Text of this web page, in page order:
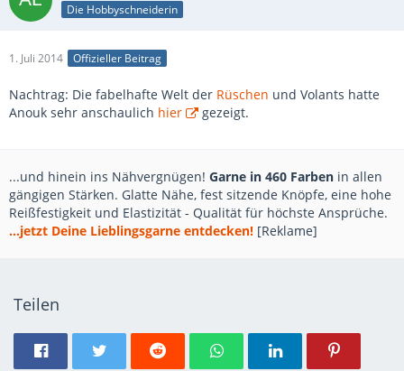
Die Hobbyschneiderin
1. Juli 2014 Offizieller Beitrag
Nachtrag: Die fabelhafte Welt der Rüschen und Volants hatte
Anouk sehr anschaulich hier gezeigt.
...und hinein ins Nähvergnügen! Garne in 460 Farben in allen
gängigen Stärken. Glatte Nähe, fest sitzende Knöpfe, eine hohe
Reißfestigkeit und Elastizität - Qualität für höchste Ansprüche.
...jetzt Deine Lieblingsgarne entdecken! [Reklame]
Teilen